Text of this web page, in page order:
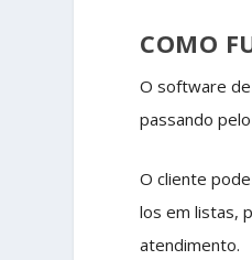
COMO
O software
passando
O cliente
los em listas,
atendimento.